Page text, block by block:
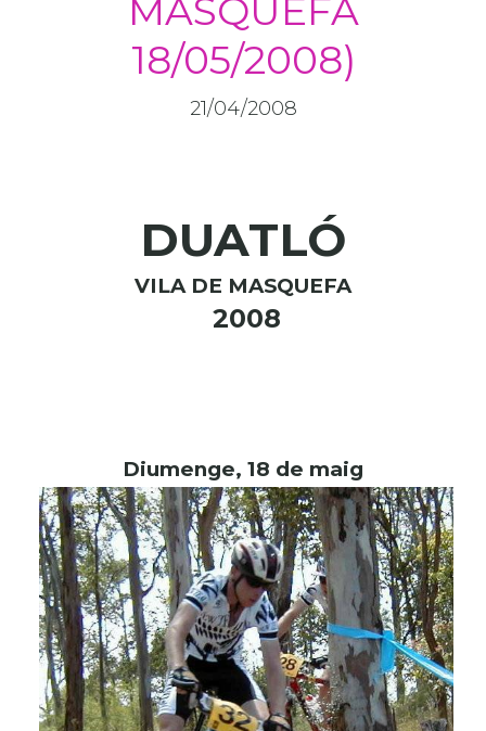
MASQUEFA
18/05/2008)
21/04/2008
DUATLÓ
VILA DE MASQUEFA
2008
Diumenge, 18 de maig